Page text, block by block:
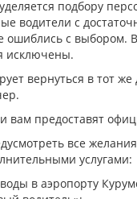
подбору
водители с
ошиблись с выбором.
исключены.
вернуться в тот
вам предоставят
все
услугами:
в аэропорту